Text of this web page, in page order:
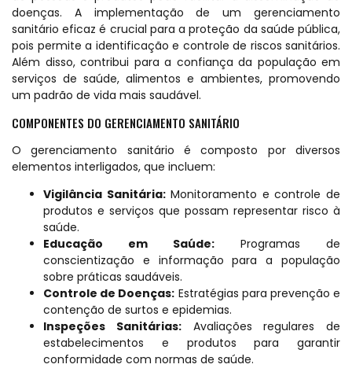
doenças. A implementação de um gerenciamento
sanitário eficaz é crucial para a proteção da saúde pública,
pois permite a identificação e controle de riscos sanitários.
Além disso, contribui para a confiança da população em
serviços de saúde, alimentos e ambientes, promovendo
um padrão de vida mais saudável.
COMPONENTES DO GERENCIAMENTO SANITÁRIO
O gerenciamento sanitário é composto por diversos
elementos interligados, que incluem:
Vigilância Sanitária:Monitoramento e controle de
produtos e serviços que possam representar risco à
saúde.
Educação em Saúde: Programas de
conscientização e informação para a população
sobre práticas saudáveis.
Controle de Doenças: Estratégias para prevenção e
contenção de surtos e epidemias.
Inspeções Sanitárias:Avaliações regulares de
estabelecimentos e produtos para garantir
conformidade com normas de saúde.